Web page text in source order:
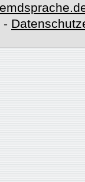
-